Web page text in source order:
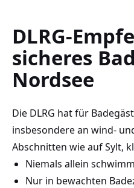
DLRG-
sicheres
Nordsee
Die DLRG hat für
insbesondere an wind-
Abschnitten wie auf Sylt,
Niemals allein
Nur in bewachten